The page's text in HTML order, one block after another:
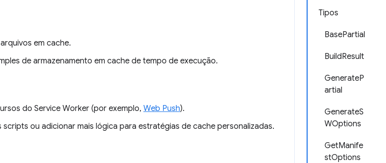
Tipos
BasePartial
BuildResult
GenerateP
artial
GenerateS
WOptions
GetManife
stOptions
em cache.
de armazenamento em cache de tempo de execução.
do Service Worker (por exemplo, Web Push).
ou adicionar mais lógica para estratégias de cache personalizadas.